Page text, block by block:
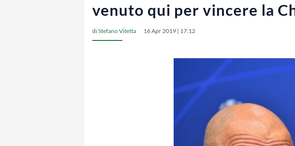
venuto qui per vincere la
diStefano Vitetta 16 Apr 2019 | 17:12